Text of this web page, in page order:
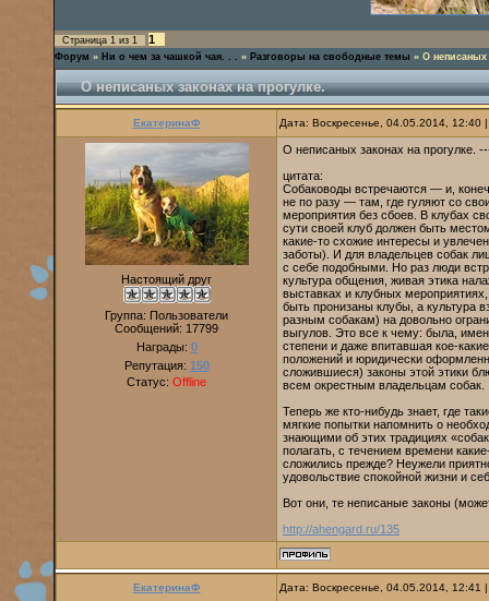
Страница 1 из 1 1
Форум » Ни о чем за чашкой чая. . . » Разговоры на свободные темы » О неписаных
О неписаных законах на прогулке.
ЕкатеринаФ Дата: Воскресенье, 04.05.2014,
Настоящий друг
Группа: Пользователи
Сообщений: 17799
Награды: 0
Репутация: 150
Статус: Offline
О неписаных законах на прогулке.
цитата:
Собаководы встречаются — и,
не по разу — там, где гуляют со
мероприятия без сбоев. В клубах
сути своей клуб должен быть
какие-то схожие интересы и
заботы). И для владельцев собак
с себе подобными. Но раз люди
культура общения, живая этика
выставках и клубных
быть пронизаны клубы, а культура
разным собакам) на довольно
выгулов. Это все к чему: была,
степени и даже впитавшая кое-
положений и юридически
сложившиеся) законы этой этики
всем окрестным владельцам собак.
Теперь же кто-нибудь знает, где
мягкие попытки напомнить о
знающими об этих традициях
полагать, с течением времени
сложились прежде? Неужели
удовольствие спокойной жизни и
Вот они, те неписаные законы
http://ahengard.ru/135
ЕкатеринаФ Дата: Воскресенье, 04.05.2014,